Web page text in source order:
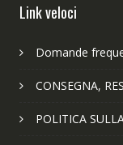
Link veloci
Domande
CONSEGNA,
POLITICA